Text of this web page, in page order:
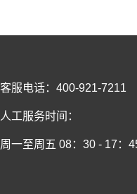
客服电话：400-921-7211
人工服务时间：
周一至周五 08：30 - 17：